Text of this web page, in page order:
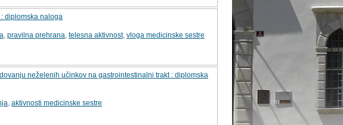
diplomska naloga
pravilna prehrana telesna aktivnost, vloga medicinske sestre
neželenih učinkov na gastrointestinalni trakt : diplomska
aktivnosti medicinske sestre